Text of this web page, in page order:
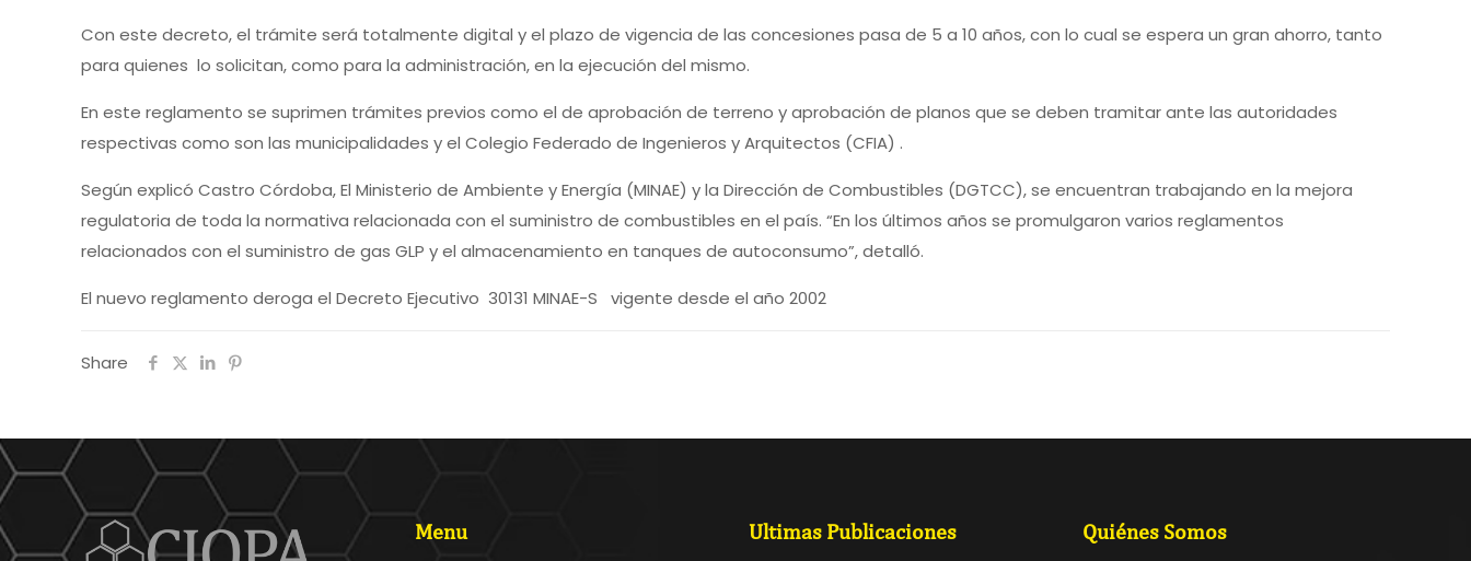
Con este decreto, el trámite será totalmente digital y el plazo de vigencia de las concesiones pasa de 5 a 10 años, con lo cual se espera un gran ahorro, tanto
para quienes lo solicitan, como para la administración, en la ejecución del mismo.
En este reglamento se suprimen trámites previos como el de aprobación de terreno y aprobación de planos que se deben tramitar ante las autoridades
respectivas como son las municipalidades y el Colegio Federado de Ingenieros y Arquitectos (CFIA) .
Según explicó Castro Córdoba, El Ministerio de Ambiente y Energía (MINAE) y la Dirección de Combustibles (DGTCC), se encuentran trabajando en la mejora
regulatoria de toda la normativa relacionada con el suministro de combustibles en el país. “En los últimos años se promulgaron varios reglamentos
relacionados con el suministro de gas GLP y el almacenamiento en tanques de autoconsumo”, detalló.
El nuevo reglamento deroga el Decreto Ejecutivo 30131 MINAE-S vigente desde el año 2002
Share
Menu Ultimas Publicaciones Quiénes Somos